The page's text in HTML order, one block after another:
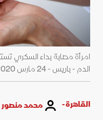
امرأة مصابة بداء السكري
الدم - باريس - 24 مارس 2020 - AFP
القاهرة - محمد منصور